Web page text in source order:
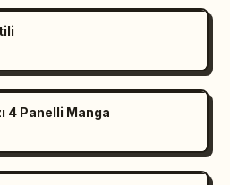
4 Panelli Manga